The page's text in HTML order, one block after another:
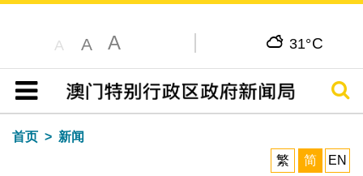
A A A 31°C
目录
搜寻
首页
新闻
繁
简 EN